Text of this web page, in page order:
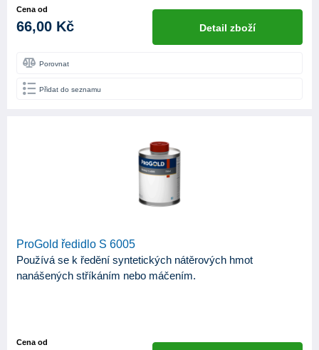
Cena od
66,00 Kč Detail zboží
Porovnat
Přidat do seznamu
ProGold ředidlo S 6005
Používá se k ředění syntetických nátěrových hmot
nanášených stříkáním nebo máčením.
Cena od